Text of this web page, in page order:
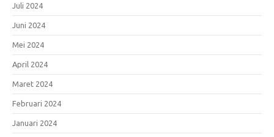
Juli 2024
Juni 2024
Mei 2024
April 2024
Maret 2024
Februari 2024
Januari 2024